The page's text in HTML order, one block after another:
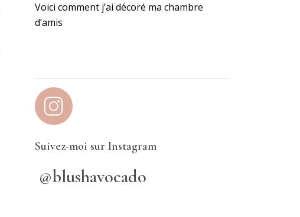
Voici comment j’ai décoré ma chambre
d’amis
Suivez-moi sur Instagram
@blushavocado